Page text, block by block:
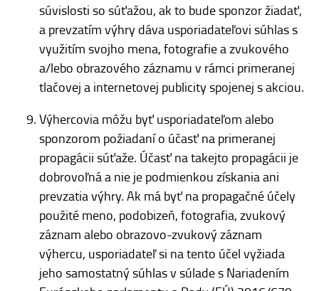
súvislosti so súťažou, ak to bude sponzor žiadať,
a prevzatím výhry dáva usporiadateľovi súhlas s
využitím svojho mena, fotografie a zvukového
a/lebo obrazového záznamu v rámci primeranej
tlačovej a internetovej publicity spojenej s akciou.
Výhercovia môžu byť usporiadateľom alebo
sponzorom požiadaní o účasť na primeranej
propagácii súťaže. Účasť na takejto propagácii je
dobrovoľná a nie je podmienkou získania ani
prevzatia výhry. Ak má byť na propagačné účely
použité meno, podobizeň, fotografia, zvukový
záznam alebo obrazovo-zvukový záznam
výhercu, usporiadateľ si na tento účel vyžiada
jeho samostatný súhlas v súlade s Nariadením